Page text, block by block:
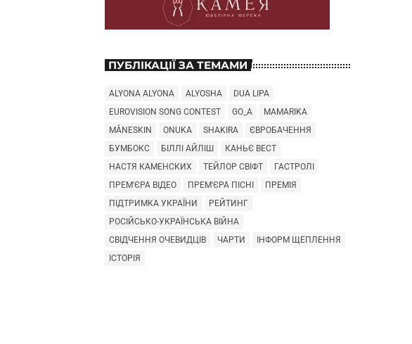
ПУБЛІКАЦІЇ ЗА ТЕМАМИ
ALYONA ALYONA ALYOSHA
DUA LIPA
EUROVISION SONG CONTEST
GO_A
MAMARIKA
MÅNESKIN
ONUKA SHAKIRA
ЄВРОБАЧЕННЯ
БУМБОКС
БІЛЛІ АЙЛІШ
КАНЬЄ ВЕСТ
НАСТЯ КАМЕНСКИХ
ТЕЙЛОР СВІФТ
ГАСТРОЛІ
ПРЕМ'ЄРА ВІДЕО
ПРЕМ'ЄРА ПІСНІ
ПРЕМІЯ
ПІДТРИМКА УКРАЇНИ
РЕЙТИНГ
РОСІЙСЬКО-УКРАЇНСЬКА ВІЙНА
СВІДЧЕННЯ ОЧЕВИДЦІВ
ЧАРТИ
ІНФОРМ ЩЕПЛЕННЯ
ІСТОРІЯ